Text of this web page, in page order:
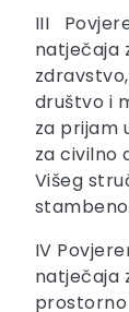
III
natječaja
društvo i
za prijam
za civilno
Višeg
stambeno
IV
natječaja
prostorno